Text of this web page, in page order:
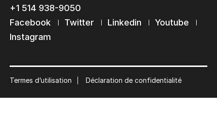
+1 514 938-9050
Facebook
Twitter Linkedin
Youtube
Instagram
Termes d’utilisation Déclaration de confidentialité